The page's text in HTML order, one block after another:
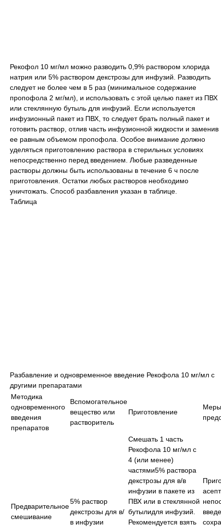
Рекофол 10 мг/мл можно разводить 0,9% раствором хлорида
натрия или 5% раствором декстрозы для инфузий. Разводить
следует не более чем в 5 раз (минимальное содержание
пропофола 2 мг/мл), и использовать с этой целью пакет из ПВХ
или стеклянную бутыль для инфузий. Если используется
инфузионный пакет из ПВХ, то следует брать полный пакет и
готовить раствор, отлив часть инфузионной жидкости и заменив
ее равным объемом пропофола. Особое внимание должно
уделяться приготовлению раствора в стерильных условиях
непосредственно перед введением. Любые разведенные
растворы должны быть использованы в течение 6 ч после
приготовления. Остатки любых растворов необходимо
уничтожать. Способ разбавления указан в таблице.
Таблица
Разбавление и одновременное введение Рекофола 10 мг/мл с
другими препаратами
Методика
одновременного
введения
препаратов
Вспомогательное
вещество или
растворитель
Приготовление
Меры
Предварительное
смешивание
5% раствор
декстрозы для в/
в инфузии
Смешать 1 часть
Рекофола 10 мг/мл с
4 (или менее)
частями5% раствора
декстрозы для в/в
инфузии в пакете из
ПВХ или в стеклянной
бутылидля инфузий.
Рекомендуется взять